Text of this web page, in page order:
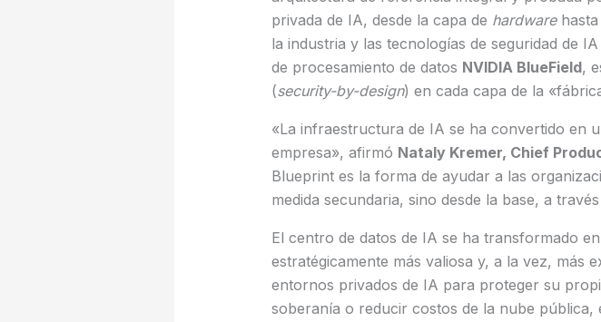
privada de IA, desde la capa de hardwarehasta
la industria y las tecnologías de seguridad de
de procesamiento de datos NVIDIA BlueField,
(security-by-design) en cada capa de la
«La infraestructura de IA se ha convertido en
empresa», afirmó Nataly Kremer, Chief
Blueprint es la forma de ayudar a las
medida secundaria, sino desde la base, a
El centro de datos de IA se ha transformado
estratégicamente más valiosa y, a la vez, más
entornos privados de IA para proteger su
soberanía o reducir costos de la nube pública,